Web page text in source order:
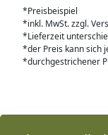
*Preisbeispiel
*inkl. MwSt. zzgl.
*Lieferzeit
*der Preis kann sich
*durchgestrichener